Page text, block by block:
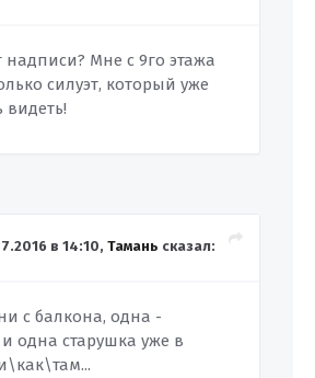
Мне с 9го этажа
силуэт, который уже
видеть!
в 14:10, Тамань сказал:
с балкона, одна -
одна старушка уже в